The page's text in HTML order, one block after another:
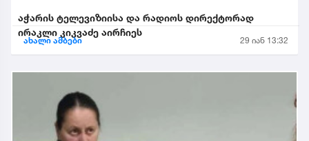
აჭარის ტელევიზიისა და რადიოს დირექტორად
ირაკლი კიკვაძე აირჩიეს
ახალი ამბები 29 იან 13:32